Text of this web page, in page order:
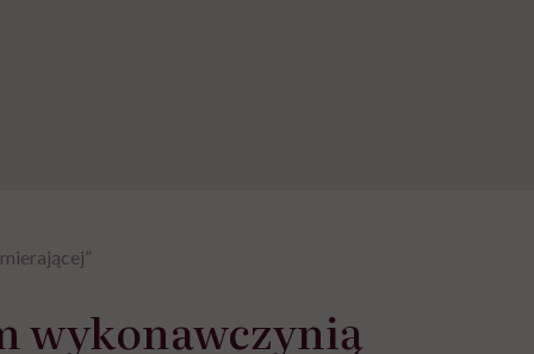
wykonawczynią